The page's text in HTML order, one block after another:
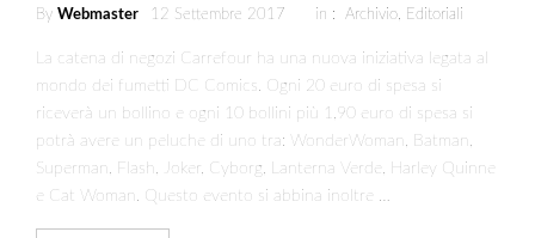
By Webmaster 12 Settembre 2017 in : Archivio, Editoriali
La catena di negozi Carrefour ha una nuova iniziativa legata al
mondo dei fumetti DC Comics. Ogni 20 euro di spesa si
riceverà un bollino e ogni 10 bollini più 1,90 euro di spesa si
potrà avere un peluche di uno tra: WonderWoman, Batman,
Superman, Flash, Joker, Cyborg, Lanterna Verde, Harley Quinne
e Cat Woman. Questo evento si abbina inoltre …